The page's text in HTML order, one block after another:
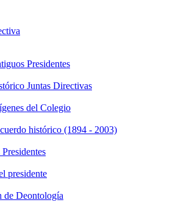
Presidentes
Juntas Directivas
del Colegio
histórico (1894 - 2003)
presidente
de Deontología